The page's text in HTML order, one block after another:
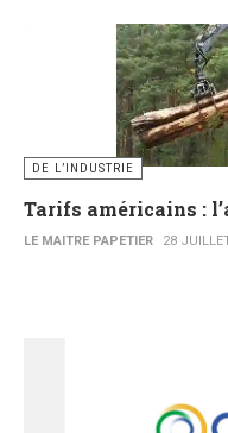
DE L’INDUSTRIE
Tarifs américains :
LE MAITRE PAPETIER 28